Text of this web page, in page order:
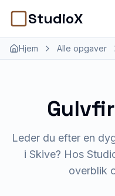
StudioX
Hjem Alle opgaver
Leder du efter en
i Skive? Hos
overblik